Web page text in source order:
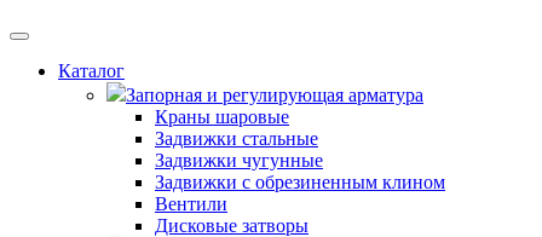
Каталог
Запорная и регулирующая арматура
Краны шаровые
Задвижки стальные
Задвижки чугунные
Задвижки с обрезиненным клином
Вентили
Дисковые затворы